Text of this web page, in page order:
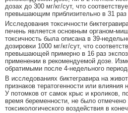
дозах до 300 мг/кг/сут, что
превышающим приблизительно в 31 раз
Исследования токсичности
печень является основным органом-
токсичность была описана в 39-
дозировки 1000 мг/кг/сут, что
превышающей примерно в 16 раз
применении в рекомендуемой дозе.
обратимыми после 4-недельного
В исследованиях биктегравира на
признаков тератогенности или
У потомков от самок крыс и кроликов,
время беременности, не было отмечено
токсикологического воздействия в